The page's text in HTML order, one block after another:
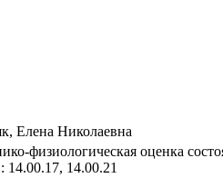
Елена Николаевна
физиологическая оценка
14.00.17, 14.00.21